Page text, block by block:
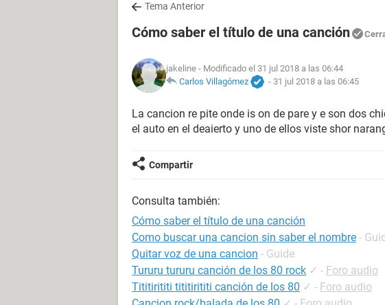
Tema Anterior
Cómo saber el título de una canción
jakeline - Modificado el 31 jul 2018 a las 06:44
Carlos Villagómez
- 31 jul 2018 a las 06:45
La cancion re pite onde is on de pare y e son dos
el auto en el deaierto y uno de ellos viste shor
Compartir
Consulta también:
Cómo saber el título de una canción
Como buscar una cancion sin saber el nombre -
Quitar voz de una cancion - Guide
Tururu tururu canción de los 80 rock ✓ - Foro audio
Tititirititi tititirititi canción de los 80 ✓ - Foro audio